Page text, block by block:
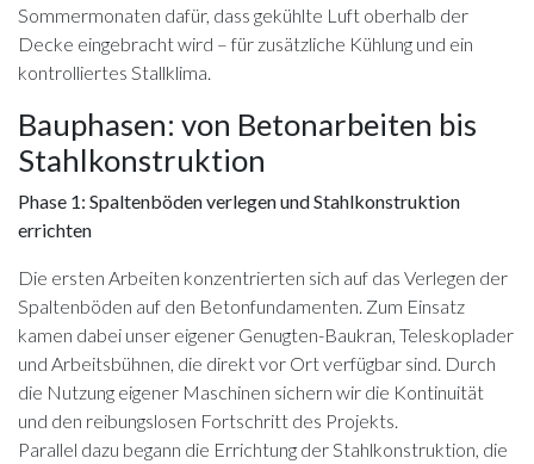
Sommermonaten dafür, dass gekühlte Luft oberhalb der
Decke eingebracht wird – für zusätzliche Kühlung und ein
kontrolliertes Stallklima.
Bauphasen: von Betonarbeiten bis
Stahlkonstruktion
Phase 1: Spaltenböden verlegen und Stahlkonstruktion
errichten
Die ersten Arbeiten konzentrierten sich auf das Verlegen der
Spaltenböden auf den Betonfundamenten. Zum Einsatz
kamen dabei unser eigener Genugten-Baukran, Teleskoplader
und Arbeitsbühnen, die direkt vor Ort verfügbar sind. Durch
die Nutzung eigener Maschinen sichern wir die Kontinuität
und den reibungslosen Fortschritt des Projekts.
Parallel dazu begann die Errichtung der Stahlkonstruktion, die